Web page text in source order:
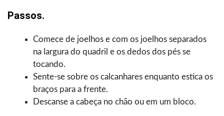
Passos.
Comece de joelhos e com os joelhos separados
na largura do quadril e os dedos dos pés se
tocando.
Sente-se sobre os calcanhares enquanto estica os
braços para a frente.
Descanse a cabeça no chão ou em um bloco.